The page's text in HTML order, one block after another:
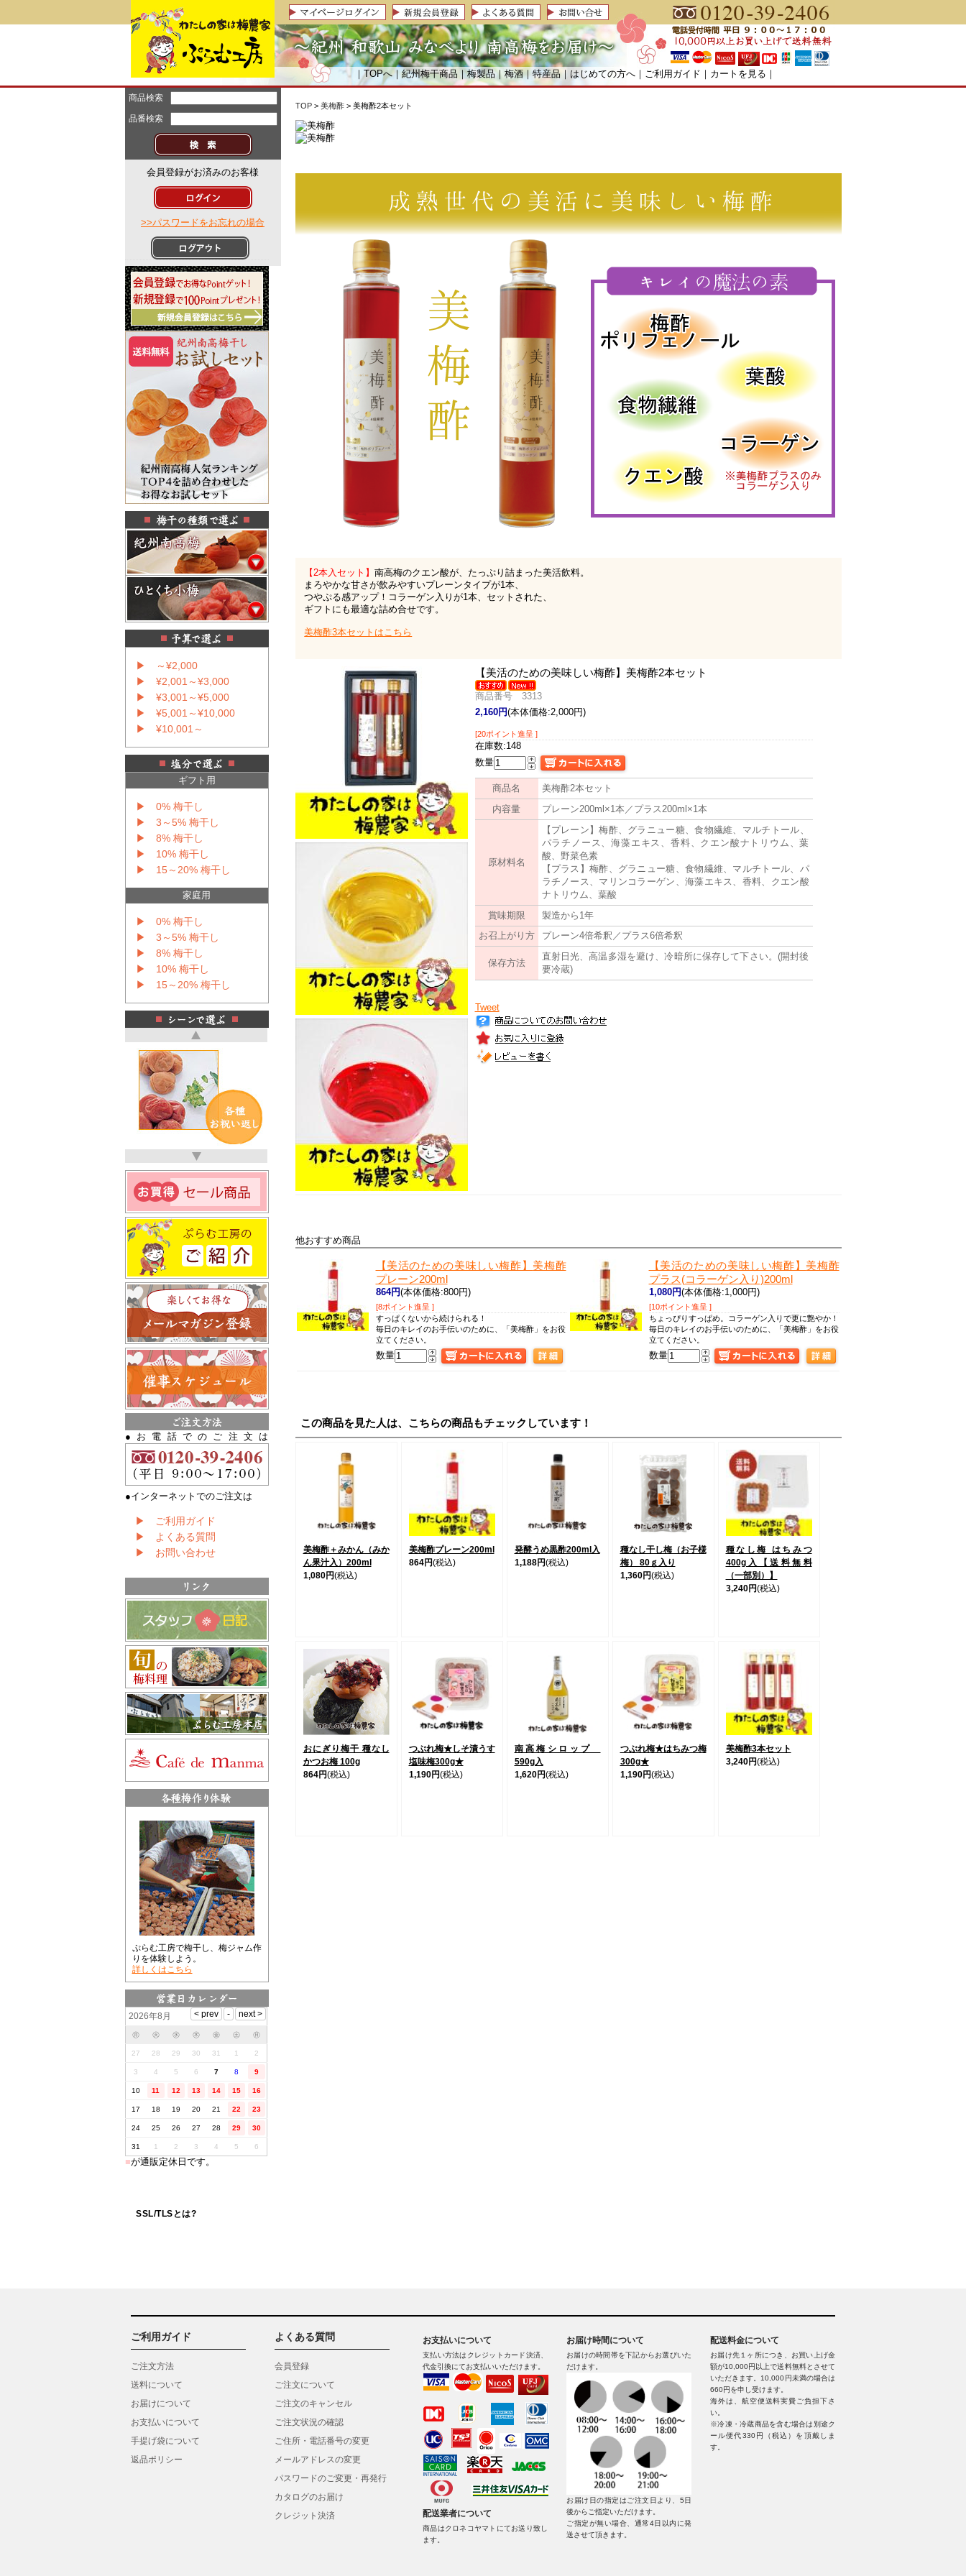
｜TOPへ｜紀州梅干商品 ｜梅製品｜ 梅酒｜ 特産品｜ はじめての方へ ｜ ご利用ガイド ｜ カートを見る ｜
商品検索
品番検索
会員登録がお済みのお客様
>>パスワードをお忘れの場合
▶ ～¥2,000
▶ ¥2,001～¥3,000
▶ ¥3,001～¥5,000
▶ ¥5,001～¥10,000
▶ ¥10,001～
ギフト用
▶ 0% 梅干し
▶ 3～5% 梅干し
▶ 8% 梅干し
▶ 10% 梅干し
▶ 15～20% 梅干し
家庭用
▶ 0% 梅干し
▶ 3～5% 梅干し
▶ 8% 梅干し
▶ 10% 梅干し
▶ 15～20% 梅干し
●お電話でのご注文は
●インターネットでのご注文は
▶ ご利用ガイド
▶ よくある質問
▶ お問い合わせ
ぷらむ工房で梅干し、梅ジャム作
りを体験しよう。
詳しくはこちら
2026年8月
㊊ ㊋ ㊌ ㊍ ㊎ ㊏ ㊐
27 28 29 30 31 1 2
3 4 5 6 7 8 9
10 11 12 13 14 15 16
17 18 19 20 21 22 23
24 25 26 27 28 29 30
31 1 2 3 4 5 6
■が通販定休日です。
SSL/TLSとは?
TOP> 美梅酢> 美梅酢2本セット
【2本入セット】南高梅のクエン酸が、たっぷり詰まった美活飲料。
まろやかな甘さが飲みやすいプレーンタイプが1本、
つやぷる感アップ！コラーゲン入りが1本、セットされた、
ギフトにも最適な詰め合せです。
美梅酢3本セットはこちら
【美活のための美味しい梅酢】 美梅酢2本セット
商品番号 3313
2,160円(本体価格:2,000円)
[20ポイント進呈 ]
在庫数:148
数量
商品名
美梅酢2本セット
内容量
プレーン200ml×1本／プラス200ml×1本
原材料名
【プレーン】梅酢、グラニュー糖、食物繊維、マルチトール、
パラチノース、海藻エキス、香料、クエン酸ナトリウム、葉
酸、野菜色素
【プラス】梅酢、グラニュー糖、食物繊維、マルチトール、パ
ラチノース、マリンコラーゲン、海藻エキス、香料、クエン酸
ナトリウム、葉酸
賞味期限
製造から1年
お召上がり方
プレーン4倍希釈／プラス6倍希釈
保存方法
直射日光、高温多湿を避け、冷暗所に保存して下さい。(開封後
要冷蔵)
Tweet
他おすすめ商品
【美活のための美味しい梅酢】 美梅酢
プレーン200ml
864円(本体価格:800円)
[8ポイント進呈 ]
すっぱくないから続けられる！
毎日のキレイのお手伝いのために、「美梅酢」をお役
立てください。
数量
【美活のための美味しい梅酢】 美梅酢
プラス(コラーゲン入り)200ml
1,080円(本体価格:1,000円)
[10ポイント進呈 ]
ちょっぴりすっぱめ。コラーゲン入りで更に艶やか！
毎日のキレイのお手伝いのために、「美梅酢」をお役
立てください。
数量
この商品を見た人は、こちらの商品もチェックしています！
美梅酢＋みかん（みか
ん果汁入）200ml
1,080円(税込)
美梅酢プレーン200ml
864円(税込)
発酵うめ黒酢200ml入
1,188円(税込)
種なし干し梅（お子様
梅） 80ｇ入り
1,360円(税込)
種なし梅 はちみつ
400g入【送料無料
（一部別）】
3,240円(税込)
おにぎり梅干 種なし
かつお梅 100g
864円(税込)
つぶれ梅★しそ漬うす
塩味梅300g★
1,190円(税込)
南高梅シロップ
590g入
1,620円(税込)
つぶれ梅★はちみつ梅
300g★
1,190円(税込)
美梅酢3本セット
3,240円(税込)
ご利用ガイド
ご注文方法
送料について
お届けについて
お支払いについて
手提げ袋について
返品ポリシー
よくある質問
会員登録
ご注文について
ご注文のキャンセル
ご注文状況の確認
ご住所・電話番号の変更
メールアドレスの変更
パスワードのご変更・再発行
カタログのお届け
クレジット決済
お支払いについて
支払い方法はクレジットカード決済、
代金引換にてお支払いいただけます。
配送業者について
商品はクロネコヤマトにてお送り致し
ます。
お届け時間について
お届けの時間帯を下記からお選びいた
だけます。
お届け日の指定はご注文日より、5日
後からご指定いただけます。
ご指定が無い場合、通常4日以内に発
送させて頂きます。
配送料金について
お届け先１ヶ所につき、お買い上げ金
額が10,000円以上で送料無料とさせて
いただきます。10,000円未満の場合は
660円を申し受けます。
海外は、航空便送料実費ご負担下さ
い。
※冷凍・冷蔵商品を含む場合は別途ク
ール便代330円（税込）を頂戴しま
す。